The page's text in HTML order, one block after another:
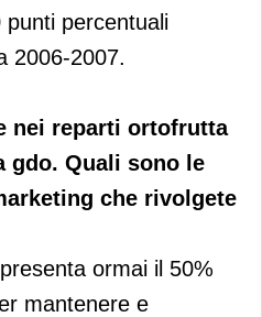
percentuali
2006-2007.
nei reparti ortofrutta
gdo. Quali sono le
che rivolgete
ormai il 50%
mantenere e